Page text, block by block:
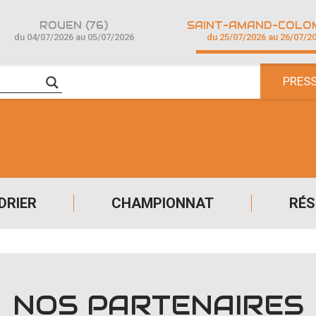
CHAMPIONNAT
ROUEN (76)
du 04/07/2026 au 05/07/2026 du 25/07/2026 au 26/07/
NOS PARTENAIRES